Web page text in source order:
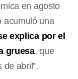
en agosto
acumuló una
explica por el
gruesa, que
de abril”,